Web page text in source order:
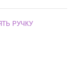
РУЧКУ